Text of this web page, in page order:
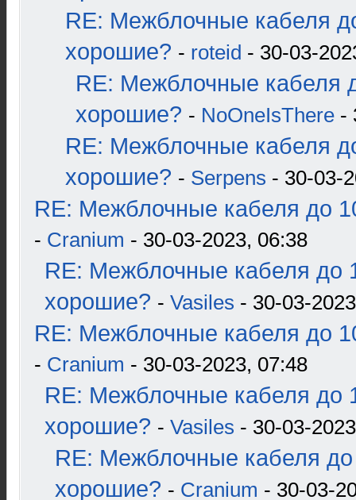
RE: Межблочные кабеля
хорошие? - roteid - 30-03-
RE: Межблочные кабеля
хорошие? - NoOneIsThere -
RE: Межблочные кабеля
хорошие? - Serpens - 30-03-
RE: Межблочные кабеля до
- Cranium - 30-03-2023, 06:38
RE: Межблочные кабеля до
хорошие? - Vasiles - 30-03-
RE: Межблочные кабеля до
- Cranium - 30-03-2023, 07:48
RE: Межблочные кабеля до
хорошие? - Vasiles - 30-03-
RE: Межблочные кабеля до
хорошие? - Cranium - 30-03-